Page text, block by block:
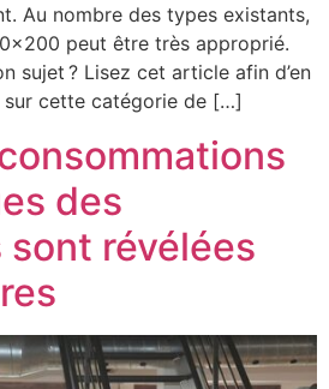
Au nombre des types existants,
peut être très approprié.
sujet ? Lisez cet article afin d’en
sur cette catégorie de […]
des
révélées